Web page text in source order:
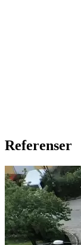
Referenser